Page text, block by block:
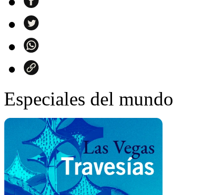
Especiales del mundo